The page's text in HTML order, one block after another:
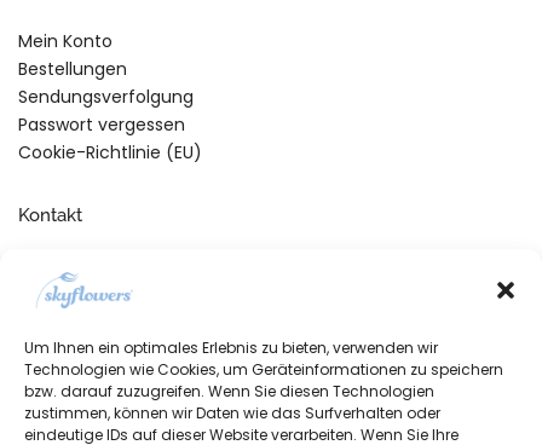
Um Ihnen ein optimales Erlebnis zu bieten, verwenden wir
Technologien wie Cookies, um Geräteinformationen zu speichern
bzw. darauf zuzugreifen. Wenn Sie diesen Technologien
zustimmen, können wir Daten wie das Surfverhalten oder
eindeutige IDs auf dieser Website verarbeiten. Wenn Sie Ihre
Mein Konto
Bestellungen
Sendungsverfolgung
Passwort vergessen
Cookie-Richtlinie (EU)
Kontakt
Telefonische Unterstützung
und Beratung unter:
Mo-Fr, 09:00 – 17:00 Uhr